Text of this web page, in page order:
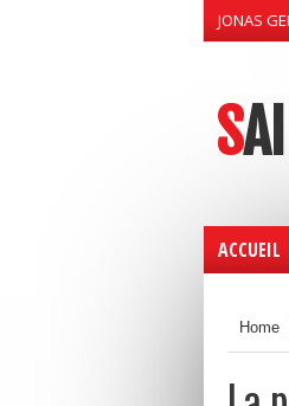
JONAS
ACCUEIL
Home